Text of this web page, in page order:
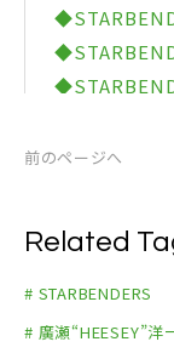
前のページへ
Related
# STARBENDERS
# 廣瀬“HEESEY”洋